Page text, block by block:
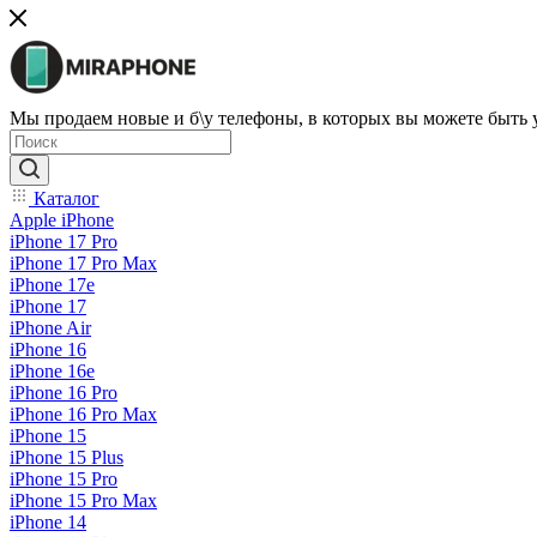
Мы продаем новые и б\у телефоны, в которых вы можете быть
Каталог
Apple iPhone
iPhone 17 Pro
iPhone 17 Pro Max
iPhone 17e
iPhone 17
iPhone Air
iPhone 16
iPhone 16e
iPhone 16 Pro
iPhone 16 Pro Max
iPhone 15
iPhone 15 Plus
iPhone 15 Pro
iPhone 15 Pro Max
iPhone 14